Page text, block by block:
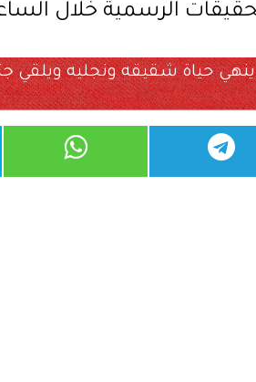
الرسمية خلال
حياة شقيقه ونجليه ويلقي